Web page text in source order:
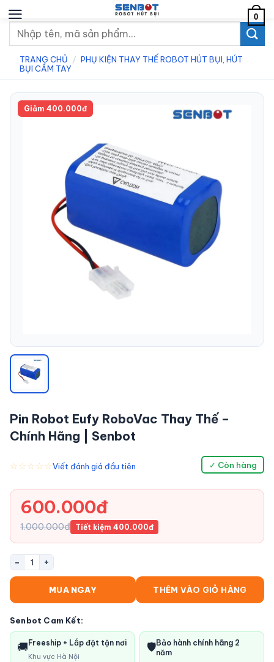
Chuyển
đến
0
Tìm
kiếm:
TRANG CHỦ / PHỤ KIỆN THAY THẾ ROBOT HÚT BỤI, HÚT
BỤI CẦM TAY
Giảm 400.000đ
Pin Robot Eufy RoboVac Thay Thế –
Chính Hãng | Senbot
☆☆☆☆☆Viết đánh giá đầu tiên ✓ Còn hàng
600.000đ
1.000.000đ Tiết kiệm 400.000đ
− 1 +
THÊM VÀO GIỎ HÀNG
MUA NGAY
Senbot Cam Kết:
🚚 Freeship + Lắp đặt tận nơi
Khu vực Hà Nội
🛡️Bảo hành chính hãng 2
năm